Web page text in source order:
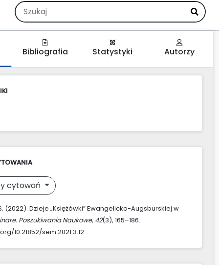
Bibliografia Statystyki Autorzy
cytowań
(2022). Dzieje „Księżówki” Ewangelicko-Augsburskiej w
Poszukiwania Naukowe, 42(3), 165–186.
10.21852/sem.2021.3.12